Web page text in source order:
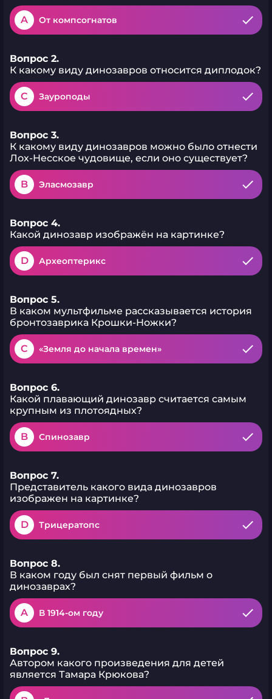
A От компсогнатов
Вопрос 2.
К какому виду динозавров относится диплодок?
C Зауроподы
Вопрос 3.
К какому виду динозавров можно было отнести
Лох-Несское чудовище, если оно существует?
B Эласмозавр
Вопрос 4.
Какой динозавр изображён на картинке?
D Археоптерикс
Вопрос 5.
В каком мультфильме рассказывается история
бронтозаврика Крошки-Ножки?
C «Земля до начала времен»
Вопрос 6.
Какой плавающий динозавр считается самым
крупным из плотоядных?
B Спинозавр
Вопрос 7.
Представитель какого вида динозавров
изображен на картинке?
D Трицератопс
Вопрос 8.
В каком году был снят первый фильм о
динозаврах?
A В 1914-ом году
Вопрос 9.
Автором какого произведения для детей
является Тамара Крюкова?